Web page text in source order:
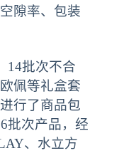
隙率、包装
14批次不合
佩等礼盒套
行了商品包
批次产品，经
、水立方